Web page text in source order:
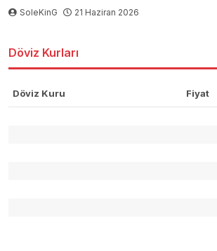
SoleKinG 21 Haziran 2026
Döviz Kurları
Döviz Kuru Fiyat